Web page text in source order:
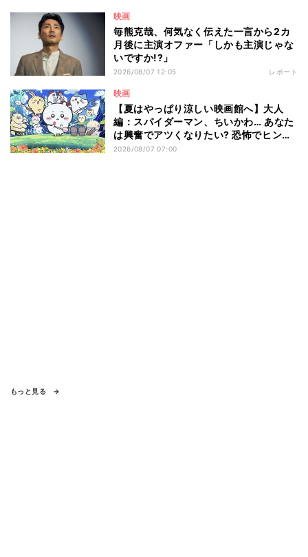
映画
毎熊克哉、何気なく伝えた一言から2カ
月後に主演オファー「しかも主演じゃな
いですか!?」
2026/08/07 12:05 レポート
映画
【夏はやっぱり涼しい映画館へ】大人
編：スパイダーマン、ちいかわ… あなた
は興奮でアツくなりたい? 恐怖でヒンヤ
リしたい? - 編集部が注目する最新映画5
2026/08/07 07:00
もっと見る